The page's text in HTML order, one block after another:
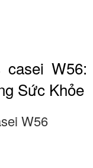
casei W56:
Sức Khỏe
W56